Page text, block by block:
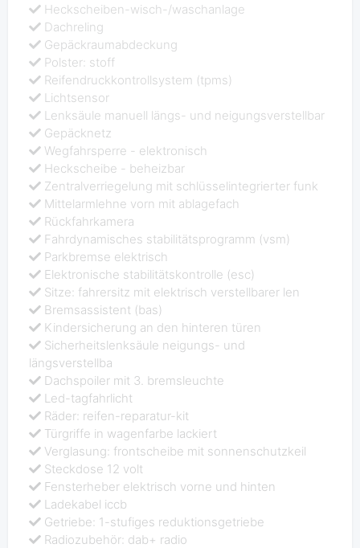
Heckscheiben-wisch-/waschanlage
Dachreling
Gepäckraumabdeckung
Polster: stoff
Reifendruckkontrollsystem (tpms)
Lichtsensor
Lenksäule manuell längs- und neigungsverstellbar
Gepäcknetz
Wegfahrsperre - elektronisch
Heckscheibe - beheizbar
Zentralverriegelung mit schlüsselintegrierter funk
Mittelarmlehne vorn mit ablagefach
Rückfahrkamera
Fahrdynamisches stabilitätsprogramm (vsm)
Parkbremse elektrisch
Elektronische stabilitätskontrolle (esc)
Sitze: fahrersitz mit elektrisch verstellbarer len
Bremsassistent (bas)
Kindersicherung an den hinteren türen
Sicherheitslenksäule neigungs- und
längsverstellba
Dachspoiler mit 3. bremsleuchte
Led-tagfahrlicht
Räder: reifen-reparatur-kit
Türgriffe in wagenfarbe lackiert
Verglasung: frontscheibe mit sonnenschutzkeil
Steckdose 12 volt
Fensterheber elektrisch vorne und hinten
Ladekabel iccb
Getriebe: 1-stufiges reduktionsgetriebe
Radiozubehör: dab+ radio